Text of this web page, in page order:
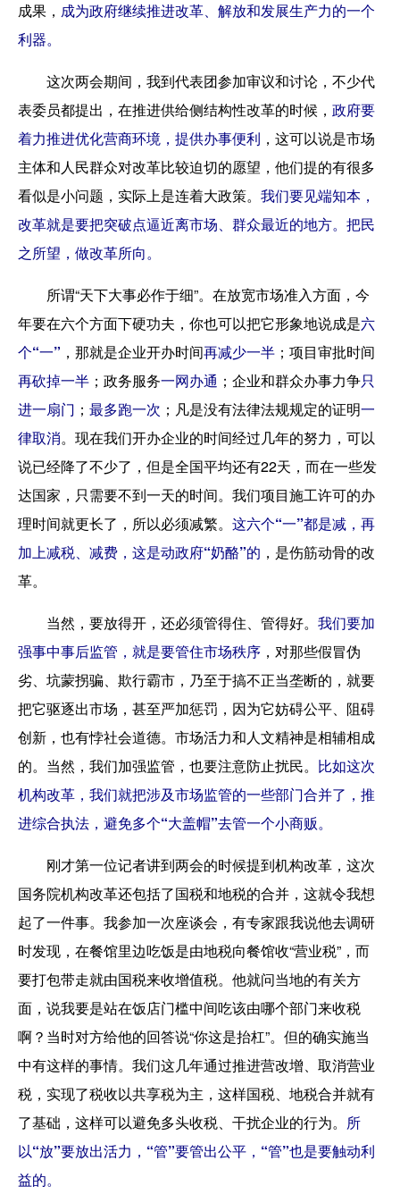
成果， 成为政府继续推进改革、解放和发展生产力的一个
利器。
这次两会期间，我到代表团参加审议和讨论，不少代
表委员都提出，在推进供给侧结构性改革的时候， 政府要
着力推进优化营商环境，提供办事便利 ，这可以说是市场
主体和人民群众对改革比较迫切的愿望，他们提的有很多
看似是小问题，实际上是连着大政策。 我们要见端知本，
改革就是要把突破点逼近离市场、群众最近的地方。把民
之所望，做改革所向。
所谓“天下大事必作于细”。在放宽市场准入方面，今
年要在六个方面下硬功夫，你也可以把它形象地说成是六
个“一” ，那就是企业开办时间再减少一半 ；项目审批时间
再砍掉一半 ；政务服务一网办通 ；企业和群众办事力争只
进一扇门 ； 最多跑一次 ；凡是没有法律法规规定的证明一
律取消。现在我们开办企业的时间经过几年的努力，可以
说已经降了不少了，但是全国平均还有22天，而在一些发
达国家，只需要不到一天的时间。我们项目施工许可的办
理时间就更长了，所以必须减繁。 这六个“一”都是减，再
加上减税、减费，这是动政府“奶酪”的 ，是伤筋动骨的改
革。
当然，要放得开，还必须管得住、管得好。 我们要加
强事中事后监管，就是要管住市场秩序 ，对那些假冒伪
劣、坑蒙拐骗、欺行霸市，乃至于搞不正当垄断的，就要
把它驱逐出市场，甚至严加惩罚，因为它妨碍公平、阻碍
创新，也有悖社会道德。市场活力和人文精神是相辅相成
的。当然，我们加强监管，也要注意防止扰民。 比如这次
机构改革，我们就把涉及市场监管的一些部门合并了，推
进综合执法，避免多个“大盖帽”去管一个小商贩。
刚才第一位记者讲到两会的时候提到机构改革，这次
国务院机构改革还包括了国税和地税的合并，这就令我想
起了一件事。我参加一次座谈会，有专家跟我说他去调研
时发现，在餐馆里边吃饭是由地税向餐馆收“营业税”，而
要打包带走就由国税来收增值税。他就问当地的有关方
面，说我要是站在饭店门槛中间吃该由哪个部门来收税
啊？当时对方给他的回答说“你这是抬杠”。但的确实施当
中有这样的事情。我们这几年通过推进营改增、取消营业
税，实现了税收以共享税为主，这样国税、地税合并就有
了基础，这样可以避免多头收税、干扰企业的行为。 所
以“放”要放出活力，“管”要管出公平，“管”也是要触动利
益的。